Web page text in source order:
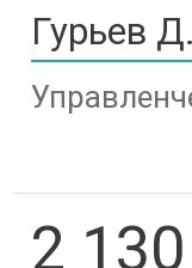
Гурьев
2